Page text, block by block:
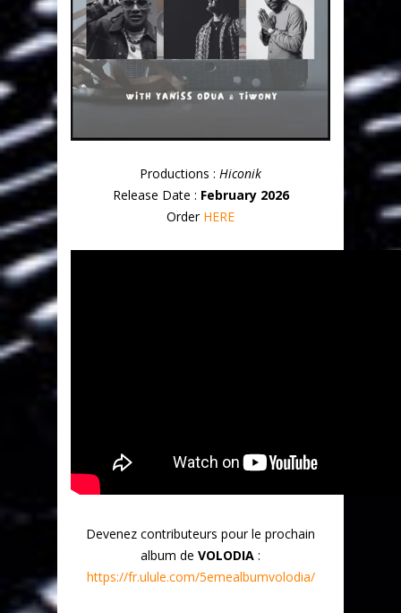
Productions : Hiconik
Release Date : February 2026
Order HERE
Devenez contributeurs pour le prochain
album de VOLODIA :
https://fr.ulule.com/5emealbumvolodia/